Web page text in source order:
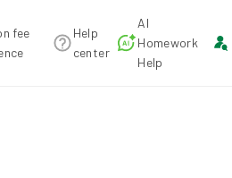
fee
Help
center
AI
Homework
Help
recommendation